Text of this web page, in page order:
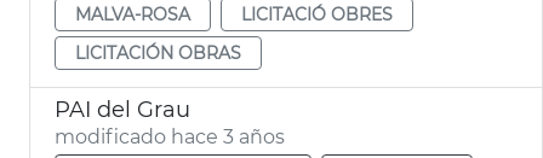
MALVA-ROSA
LICITACIÓ OBRES
LICITACIÓN OBRAS
PAI del Grau
modificado hace 3 años